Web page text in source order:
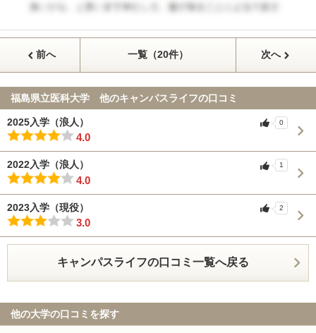
前へ 一覧（20件） 次へ
福島県立医科大学 他のキャンパスライフの口コミ
2025入学（浪人）
4.0
0
2022入学（浪人）
4.0
1
2023入学（現役）
3.0
2
キャンパスライフの口コミ一覧へ戻る
他の大学の口コミを探す